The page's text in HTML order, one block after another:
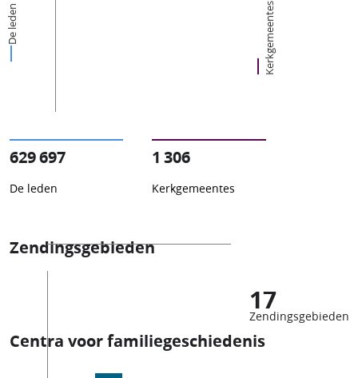
De leden Kerkgemeentes
629 697
De leden
1 306
Kerkgemeentes
Zendingsgebieden
17
Zendingsgebieden
Centra voor familiegeschiedenis